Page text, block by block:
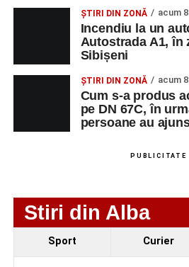
Adaugă-ne ca
Urmărește-ne pe
Ultimele știri din Sebeș
Minoră din Sebeș, urmărită
Incendiu la un autoturism
Școala de Fotbal Valea
ȘTIRI DIN ZONĂ acum
Incendiu la un
Autostrada A1, în
Sibișeni
ȘTIRI DIN ZONĂ acum
Cum s-a produs
pe DN 67C, în
persoane au
PUBLICITATE
Stiri din Alba
Sport Curier